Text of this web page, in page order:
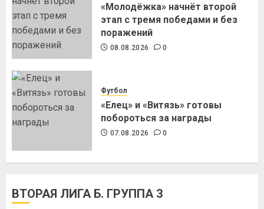
«Молодёжка» начнёт второй
этап с тремя победами и без
поражений
08.08.2026 0
Футбол
«Елец» и «Витязь» готовы
побороться за награды
07.08.2026 0
ВТОРАЯ ЛИГА Б. ГРУППА 3